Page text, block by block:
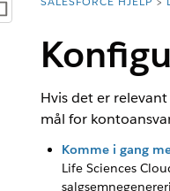
innholdsfortegnelse
Du er her:
Hvis det er
mål for
Komme i gang
Life Sciences